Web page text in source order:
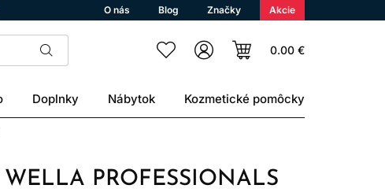
O nás Blog Značky Akcie
0.00 €
Doplnky Nábytok Kozmetické pomôcky
PROFESSIONALS